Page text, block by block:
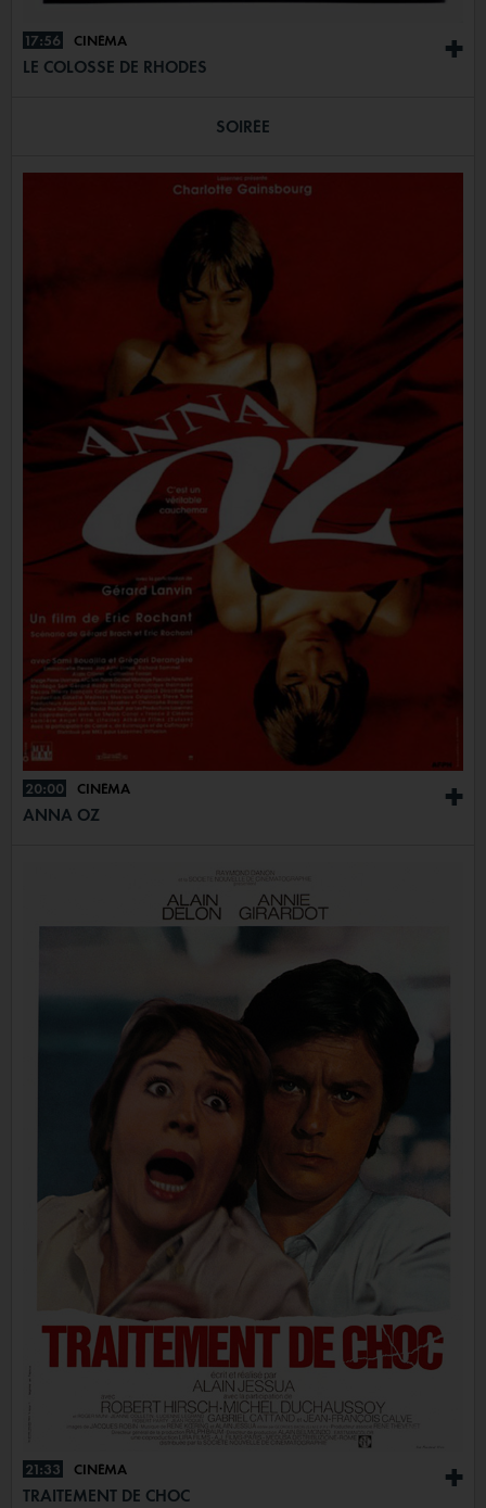
+
17:56 CINÉMA
LE COLOSSE DE RHODES
SOIRÉE
+
20:00 CINÉMA
ANNA OZ
+
21:33 CINÉMA
TRAITEMENT DE CHOC